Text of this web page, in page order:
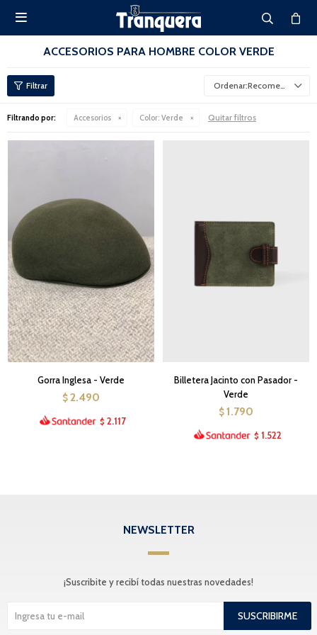

ACCESORIOS PARA HOMBRE COLOR VERDE
Recomendados
Filtrando por: Accesorios Color: Verde Quitar filtros
Gorra Inglesa - Verde
$ 2.490
$ 2.117
Billetera Jacinto con Pasador -
Verde
$ 1.790
$ 1.522
NEWSLETTER
¡Suscribite y recibí todas nuestras novedades!
SUSCRIBIRME